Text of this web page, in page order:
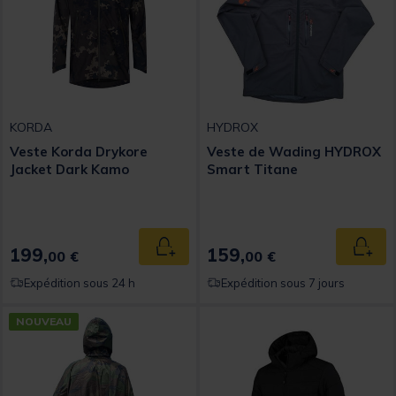
KORDA
Veste Korda Drykore
Jacket Dark Kamo
199,00 € Ajouter au panier
Expédition sous 24 h
HYDROX
Veste de Wading HYDROX
Smart Titane
159,00 €
Expédition sous 7 jours
NOUVEAU